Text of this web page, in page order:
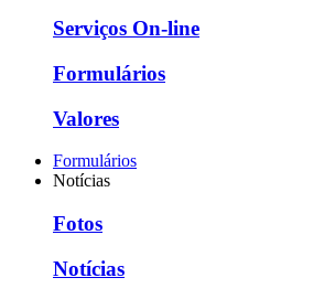
Serviços On-line
Formulários
Valores
Formulários
Notícias
Fotos
Notícias